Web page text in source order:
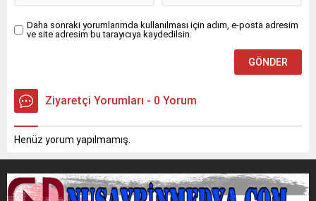
Daha sonraki yorumlarımda kullanılması için adım, e-posta adresim
ve site adresim bu tarayıcıya kaydedilsin.
Ziyaretçi Yorumları - 0 Yorum
Henüz yorum yapılmamış.